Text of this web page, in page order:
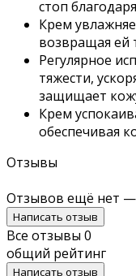
стоп
Крем
возвращая ей
Регулярное
тяжести,
защищает
Крем
обеспечивая
Отзывы
Отзывов ещё нет
Написать отзыв
Все отзывы 0
общий рейтинг
Написать отзыв